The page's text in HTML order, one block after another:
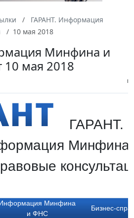
ГАРАНТ. Информация
10 мая 2018
Минфина и
10 мая 2018
ГАРАНТ.
Минфина
Минфина
и ФНС
Бизнес-